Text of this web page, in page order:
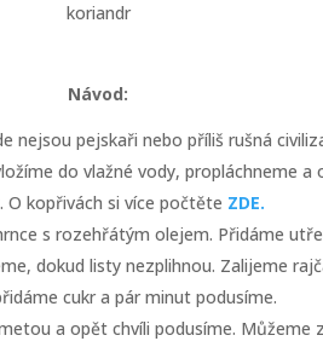
koriandr
Návod:
nejsou pejskaři nebo příliš rušná
do vlažné vody, propláchneme
O kopřivách si více počtěte ZDE.
s rozehřátým olejem. Přidáme
dokud listy nezplihnou. Zalijeme
cukr a pár minut podusíme.
a opět chvíli podusíme. Můžeme